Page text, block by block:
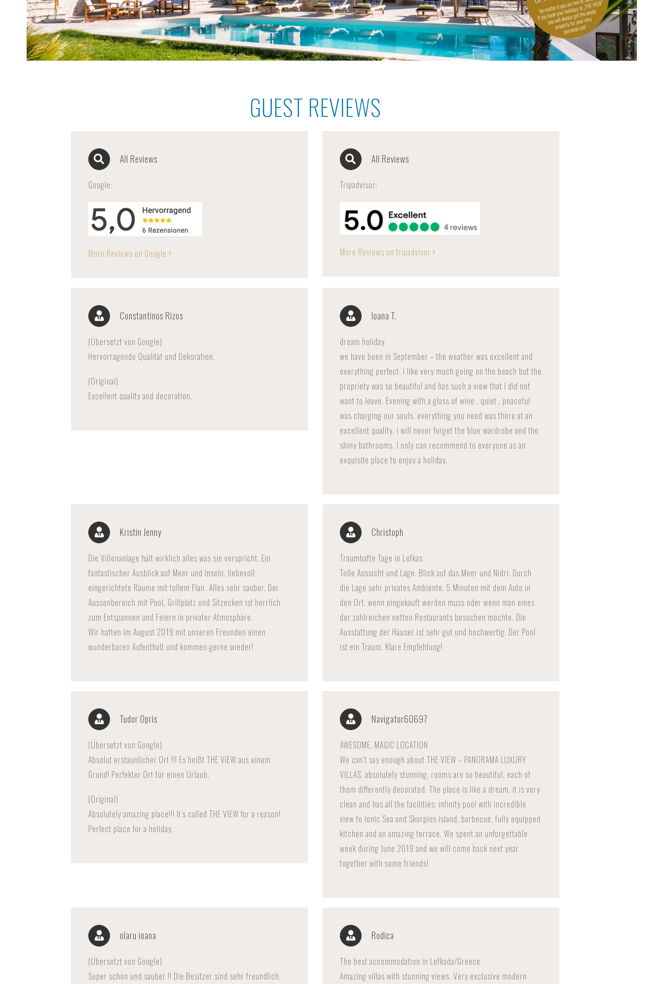
GUEST REVIEWS
All Reviews
Google:
More Reviews on Google
All Reviews
Tripadvisor:
More Reviews on tripadvisor
Constantinos Rizos
(Übersetzt von Google)
Hervorragende Qualität und Dekoration.
(Original)
Excellent quality and decoration.
Ioana T.
dream holiday
we have been in September – the weather was excellent and
everything perfect. i like very much going on the beach but the
propriety was so beautiful and has such a view that I did not
want to leave. Evening with a glass of wine , quiet , peaceful
was charging our souls. everything you need was there at an
excellent quality. i will never forget the blue wardrobe and the
shiny bathrooms. I only can recommend to everyone as an
exquisite place to enjoy a holiday.
Kristin Jenny
Die Villenanlage hält wirklich alles was sie verspricht. Ein
fantastischer Ausblick auf Meer und Inseln, liebevoll
eingerichtete Räume mit tollem Flair. Alles sehr sauber. Der
Aussenbereich mit Pool, Grillplatz und Sitzecken ist herrlich
zum Entspannen und Feiern in privater Atmosphäre.
Wir hatten im August 2019 mit unseren Freunden einen
wunderbaren Aufenthalt und kommen gerne wieder!
Christoph
Traumhafte Tage in Lefkas
Tolle Aussicht und Lage. Blick auf das Meer und Nidri. Durch
die Lage sehr privates Ambiente. 5 Minuten mit dem Auto in
den Ort, wenn eingekauft werden muss oder wenn man eines
der zahlreichen netten Restaurants besuchen möchte. Die
Ausstattung der Häuser ist sehr gut und hochwertig. Der Pool
ist ein Traum. Klare Empfehlung!
Tudor Opris
(Übersetzt von Google)
Absolut erstaunlicher Ort !!! Es heißt THE VIEW aus einem
Grund! Perfekter Ort für einen Urlaub.
(Original)
Absolutely amazing place!!! It’s called THE VIEW for a reason!
Perfect place for a holiday.
Navigator60697
AWESOME, MAGIC LOCATION
We can’t say enough about THE VIEW – PANORAMA LUXURY
VILLAS, absolutely stunning, rooms are so beautiful, each of
them differently decorated. The place is like a dream, it is very
clean and has all the facilities: infinity pool with incredible
view to Ionic Sea and Skorpios island, barbecue, fully equipped
kitchen and an amazing terrace. We spent an unforgettable
week during June 2019 and we will come back next year
together with some friends!
olaru ioana
(Übersetzt von Google)
Super schön und sauber !! Die Besitzer sind sehr freundlich,
Rodica
The best accommodation in Lefkada/Greece
Amazing villas with stunning views. Very exclusive modern